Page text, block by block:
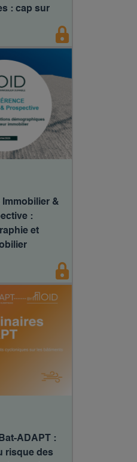
: cap sur
&
:
et
ADAPT :
risque des